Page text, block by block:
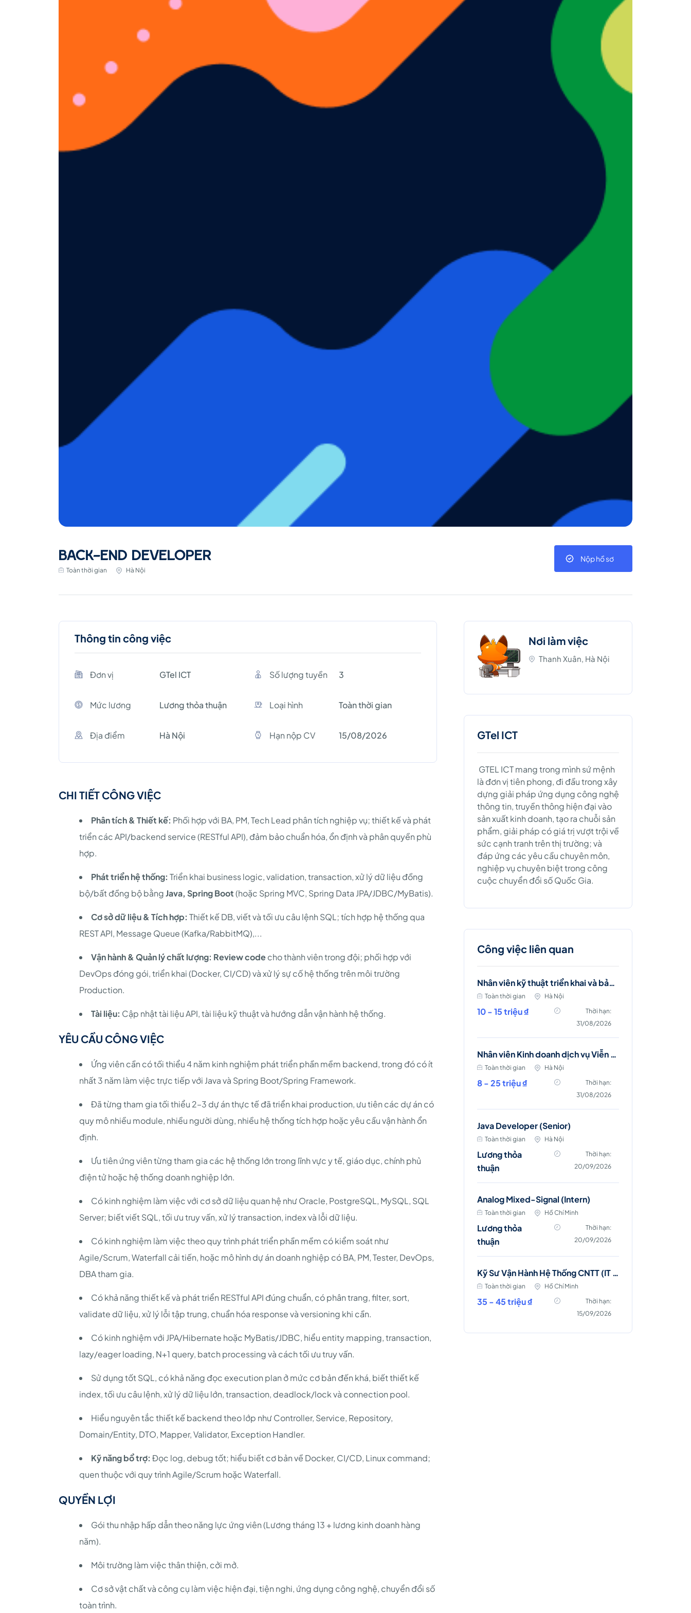
BACK-END DEVELOPER
Toàn thời gian Hà Nội
Nộp hồ sơ
Thông tin công việc
Đơn vị GTel ICT Số lượng tuyền 3
Mức lương Lương thỏa thuận Loại hình Toàn thời gian
Địa điểm Hà Nội Hạn nộp CV 15/08/2026
CHI TIẾT CÔNG VIỆC
Phân tích & Thiết kế: Phối hợp với BA, PM, Tech Lead phân tích nghiệp vụ; thiết kế và phát
triển các API/backend service (RESTful API), đảm bảo chuẩn hóa, ổn định và phân quyền phù
hợp.
Phát triển hệ thống: Triển khai business logic, validation, transaction, xử lý dữ liệu đồng
bộ/bất đồng bộ bằngJava, Spring Boot(hoặc Spring MVC, Spring Data JPA/JDBC/MyBatis).
Cơ sở dữ liệu & Tích hợp: Thiết kế DB, viết và tối ưu câu lệnh SQL; tích hợp hệ thống qua
REST API, Message Queue (Kafka/RabbitMQ),...
Vận hành & Quản lý chất lượng: Review codecho thành viên trong đội; phối hợp với
DevOps đóng gói, triển khai (Docker, CI/CD) và xử lý sự cố hệ thống trên môi trường
Production.
Tài liệu: Cập nhật tài liệu API, tài liệu kỹ thuật và hướng dẫn vận hành hệ thống.
YÊU CẦU CÔNG VIỆC
Ứng viên cần có tối thiểu 4 năm kinh nghiệm phát triển phần mềm backend, trong đó có ít
nhất 3 năm làm việc trực tiếp với Java và Spring Boot/Spring Framework.
Đã từng tham gia tối thiểu 2–3 dự án thực tế đã triển khai production, ưu tiên các dự án có
quy mô nhiều module, nhiều người dùng, nhiều hệ thống tích hợp hoặc yêu cầu vận hành ổn
định.
Ưu tiên ứng viên từng tham gia các hệ thống lớn trong lĩnh vực y tế, giáo dục, chính phủ
điện tử hoặc hệ thống doanh nghiệp lớn.
Có kinh nghiệm làm việc với cơ sở dữ liệu quan hệ như Oracle, PostgreSQL, MySQL, SQL
Server; biết viết SQL, tối ưu truy vấn, xử lý transaction, index và lỗi dữ liệu.
Có kinh nghiệm làm việc theo quy trình phát triển phần mềm có kiểm soát như
Agile/Scrum, Waterfall cải tiến, hoặc mô hình dự án doanh nghiệp có BA, PM, Tester, DevOps,
DBA tham gia.
Có khả năng thiết kế và phát triển RESTful API đúng chuẩn, có phân trang, filter, sort,
validate dữ liệu, xử lý lỗi tập trung, chuẩn hóa response và versioning khi cần.
Có kinh nghiệm với JPA/Hibernate hoặc MyBatis/JDBC, hiểu entity mapping, transaction,
lazy/eager loading, N+1 query, batch processing và cách tối ưu truy vấn.
Sử dụng tốt SQL, có khả năng đọc execution plan ở mức cơ bản đến khá, biết thiết kế
index, tối ưu câu lệnh, xử lý dữ liệu lớn, transaction, deadlock/lock và connection pool.
Hiểu nguyên tắc thiết kế backend theo lớp như Controller, Service, Repository,
Domain/Entity, DTO, Mapper, Validator, Exception Handler.
Kỹ năng bổ trợ: Đọc log, debug tốt; hiểu biết cơ bản về Docker, CI/CD, Linux command;
quen thuộc với quy trình Agile/Scrum hoặc Waterfall.
QUYỀN LỢI
Gói thu nhập hấp dẫn theo năng lực ứng viên (Lương tháng 13 + lương kinh doanh hàng
năm).
Môi trường làm việc thân thiện, cởi mở.
Cơ sở vật chất và công cụ làm việc hiện đại, tiện nghi, ứng dụng công nghệ, chuyển đổi số
toàn trình.
Nơi làm việc
Thanh Xuân, Hà Nội
GTel ICT
GTEL ICT mang trong mình sứ mệnh
là đơn vị tiên phong, đi đầu trong xây
dựng giải pháp ứng dụng công nghệ
thông tin, truyền thông hiện đại vào
sản xuất kinh doanh, tạo ra chuỗi sản
phẩm, giải pháp có giá trị vượt trội về
sức cạnh tranh trên thị trường; và
đáp ứng các yêu cầu chuyên môn,
nghiệp vụ chuyên biệt trong công
cuộc chuyển đổi số Quốc Gia.
Công việc liên quan
Nhân viên kỹ thuật triển khai và bảo trì mạng viễn thông (Ba Đình, Hà Nội)
Toàn thời gian Hà Nội
10 - 15 triệu ₫
Thời hạn:
31/08/2026
Nhân viên Kinh doanh dịch vụ Viễn thông (Ba Đình, Tây Hồ- Hà Nội )
Toàn thời gian Hà Nội
8 - 25 triệu ₫
Thời hạn:
31/08/2026
Java Developer (Senior)
Toàn thời gian Hà Nội
Lương thỏa
thuận
Thời hạn:
20/09/2026
Analog Mixed-Signal (Intern)
Toàn thời gian Hồ Chí Minh
Lương thỏa
thuận
Thời hạn:
20/09/2026
Kỹ Sư Vận Hành Hệ Thống CNTT (IT Server & Database Engineer)
Toàn thời gian Hồ Chí Minh
35 - 45 triệu ₫
Thời hạn:
15/09/2026